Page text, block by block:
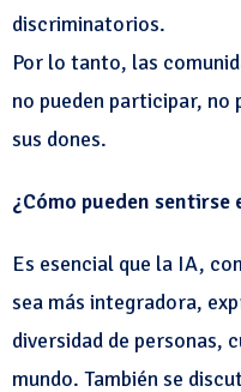
discriminatorios.
Por lo tanto, las
no pueden participar, no
sus dones.
¿Cómo pueden
Es esencial que la IA,
sea más integradora,
diversidad de personas,
mundo. También se